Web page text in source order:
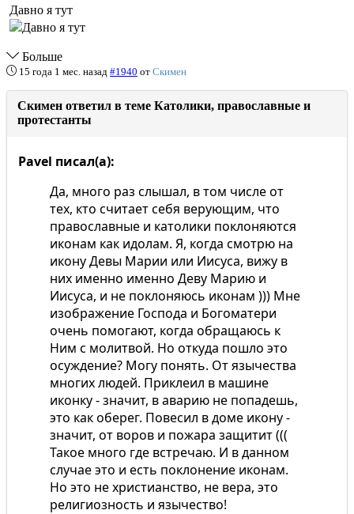
Давно я тут
Больше
15 года 1 мес. назад #1940 от Скимен
Скимен ответил в теме Католики, православные и
протестанты
Pavel писал(а):
Да, много раз слышал, в том числе от
тех, кто считает себя верующим, что
православные и католики поклоняются
иконам как идолам. Я, когда смотрю на
икону Девы Марии или Иисуса, вижу в
них именно именно Деву Марию и
Иисуса, и не поклоняюсь иконам ))) Мне
изображение Господа и Богоматери
очень помогают, когда обращаюсь к
Ним с молитвой. Но откуда пошло это
осуждение? Могу понять. От язычества
многих людей. Приклеил в машине
иконку - значит, в аварию не попадешь,
это как оберег. Повесил в доме икону -
значит, от воров и пожара защитит (((
Такое много где встречаю. И в данном
случае это и есть поклонение иконам.
Но это не христианство, не вера, это
религиозность и язычество!